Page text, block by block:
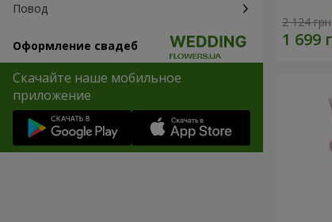
Повод
Оформление свадеб
Скачайте наше мобильное
приложение
2 124 грн